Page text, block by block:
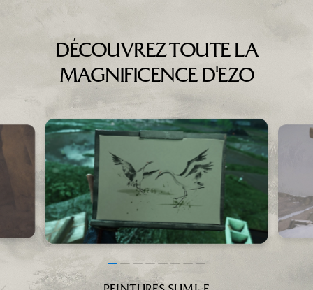
DÉCOUVREZ TOUTE LA
MAGNIFICENCE D'EZO